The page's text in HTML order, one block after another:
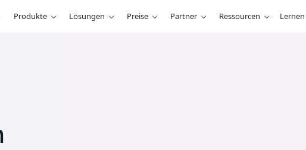
Produkte Lösungen Preise Partner Ressourcen Lernen